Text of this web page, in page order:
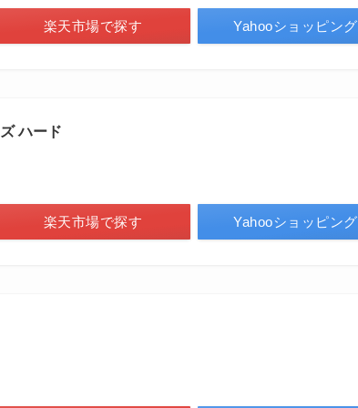
楽天市場で探す Yahooショッピング
ハード
楽天市場で探す Yahooショッピング